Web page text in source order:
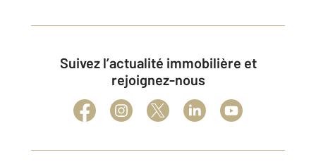
Suivez l’actualité immobilière et
rejoignez-nous